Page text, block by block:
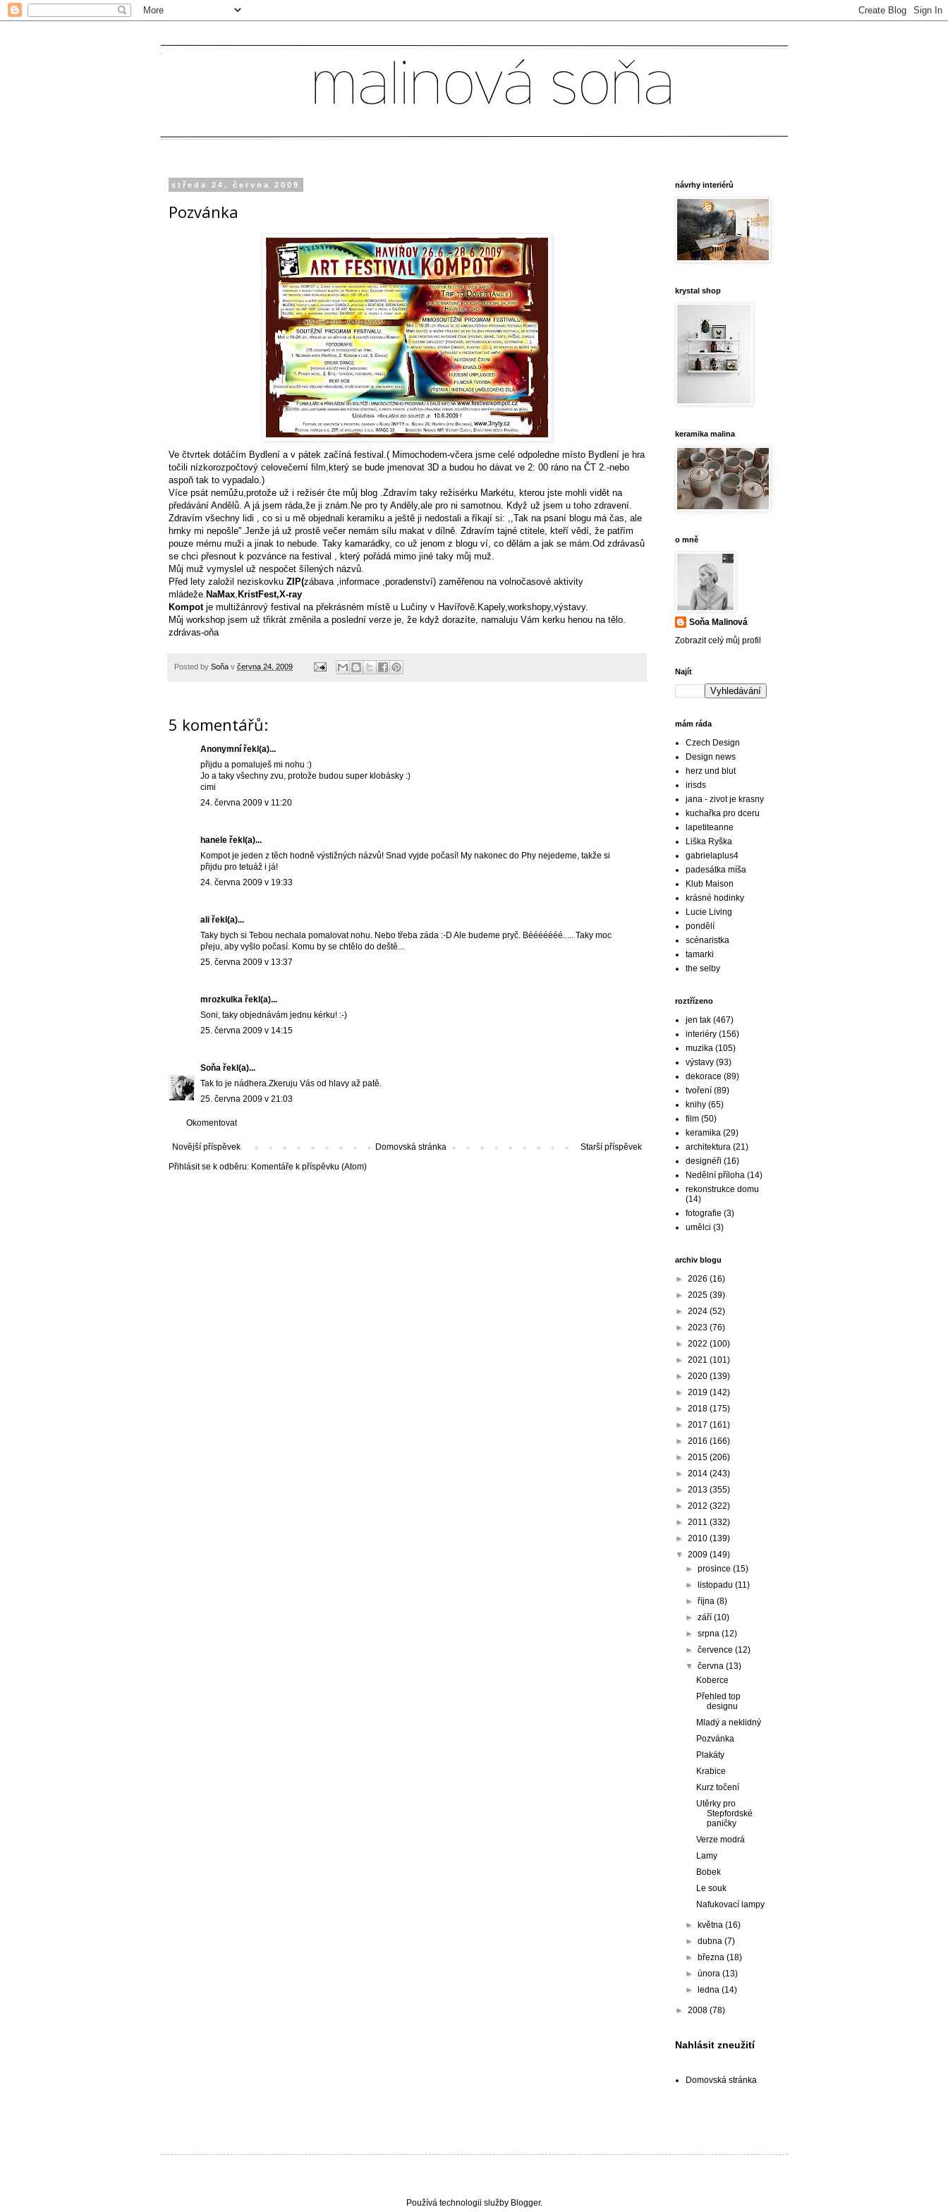
středa 24. června 2009
Pozvánka
Ve čtvrtek dotáčím Bydlení a v pátek začíná festival.( Mimochodem-včera jsme celé odpoledne místo Bydlení je hra
točili nízkorozpočtový celovečerní film,který se bude jmenovat 3D a budou ho dávat ve 2: 00 ráno na ČT 2.-nebo
aspoň tak to vypadalo.)
Více psát nemůžu,protože už i režisér čte můj blog .Zdravím taky režisérku Markétu, kterou jste mohli vidět na
předávání Andělů. A já jsem ráda,že ji znám.Ne pro ty Anděly,ale pro ni samotnou. Když už jsem u toho zdravení.
Zdravím všechny lidi , co si u mě objednali keramiku a ještě ji nedostali a říkají si: ,,Tak na psaní blogu má čas, ale
hrnky mi nepošle".Jenže já už prostě večer nemám sílu makat v dílně. Zdravím tajné ctitele, kteří vědí, že patřím
pouze mému muži a jinak to nebude. Taky kamarádky, co už jenom z blogu ví, co dělám a jak se mám.Od zdrávasů
se chci přesnout k pozvánce na festival , který pořádá mimo jiné taky můj muž.
Můj muž vymyslel už nespočet šílených názvů.
Před lety založil neziskovku ZIP(zábava ,informace ,poradenství) zaměřenou na volnočasové aktivity
mládeže. NaMax KristFest,X-ray
Kompotje multižánrový festival na překrásném místě u Lučiny v Havířově.Kapely,workshopy,výstavy.
Můj workshop jsem už třikrát změnila a poslední verze je, že když dorazíte, namaluju Vám kerku henou na tělo.
zdrávas-oňa
Posted by Soňa v června 24, 2009
5 komentářů:
Anonymní řekl(a)...
přijdu a pomaluješ mi nohu :)
Jo a taky všechny zvu, protože budou super klobásky :)
cimi
24. června 2009 v 11:20
hanele řekl(a)...
Kompot je jeden z těch hodně výstižných názvů! Snad vyjde počasí! My nakonec do Phy nejedeme, takže si
přijdu pro tetuáž i já!
24. června 2009 v 19:33
ali řekl(a)...
Taky bych si Tebou nechala pomalovat nohu. Nebo třeba záda :-D Ale budeme pryč. Bééééééé..... Taky moc
přeju, aby vyšlo počasí. Komu by se chtělo do deště...
25. června 2009 v 13:37
mrozkulka řekl(a)...
Soni, taky objednávám jednu kérku! :-)
25. června 2009 v 14:15
Soňa řekl(a)...
Tak to je nádhera.Zkeruju Vás od hlavy až patě.
25. června 2009 v 21:03
Okomentovat
Novější příspěvek Starší příspěvek
Domovská stránka
Přihlásit se k odběru: Komentáře k příspěvku (Atom)
návrhy interiérů
krystal shop
keramika malina
o mně
Soňa Malinová
Zobrazit celý můj profil
Najít
mám ráda
Czech Design
Design news
herz und blut
irisds
jana - zivot je krasny
kuchařka pro dceru
lapetiteanne
Liška Ryška
gabrielaplus4
padesátka míša
Klub Maison
krásné hodinky
Lucie Living
pondělí
scénaristka
tamarki
the selby
roztřízeno
jen tak (467)
interiéry (156)
muzika (105)
výstavy (93)
dekorace (89)
tvoření (89)
knihy (65)
film (50)
keramika (29)
architektura (21)
designéři (16)
Nedělní příloha (14)
rekonstrukce domu
(14)
fotografie (3)
umělci (3)
archiv blogu
► 2026 (16)
► 2025 (39)
► 2024 (52)
► 2023 (76)
► 2022 (100)
► 2021 (101)
► 2020 (139)
► 2019 (142)
► 2018 (175)
► 2017 (161)
► 2016 (166)
► 2015 (206)
► 2014 (243)
► 2013 (355)
► 2012 (322)
► 2011 (332)
► 2010 (139)
▼ 2009 (149)
►prosince(15)
►
listopadu(11)
►října(8)
►září(10)
►srpna(12)
►července(12)
▼června(13)
Koberce
Přehled top
designu
Mladý a neklidný
Pozvánka
Plakáty
Krabice
Kurz točení
Utěrky pro
Stepfordské
paničky
Verze modrá
Lamy
Bobek
Le souk
Nafukovací lampy
► května(16)
►dubna(7)
► března(18)
►února(13)
►
ledna(14)
► 2008 (78)
Nahlásit zneužití
Domovská stránka
Používá technologii služby Blogger.